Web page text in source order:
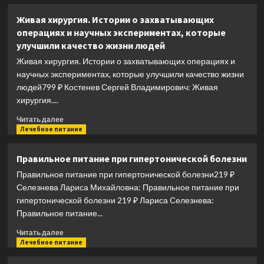
жизнями:
Судмедэксперт
о
людях
и
профессии
Живая хирургия. Истории о захватывающих
операциях и научных экспериментах, которые
улучшили качество жизни людей
Живая хирургия. Истории о захватывающих операциях и
научных экспериментах, которые улучшили качество жизни
людей799 ₽ Костенев Сергей Владимирович: Живая
хирургия....
Читать далееПрочитать
больше
хирургия.
Истории
о
захватывающих
и
научных
экспериментах,
Лечебное питание
Правильное питание при гипертонической болезни
Правильное питание при гипертонической болезни219 ₽
Селезнева Лариса Михайловна: Правильное питание при
гипертонической болезни 219 ₽ Лариса Селезнева:
Правильное питание...
Читать далееПрочитать
больше
Лечебное питание